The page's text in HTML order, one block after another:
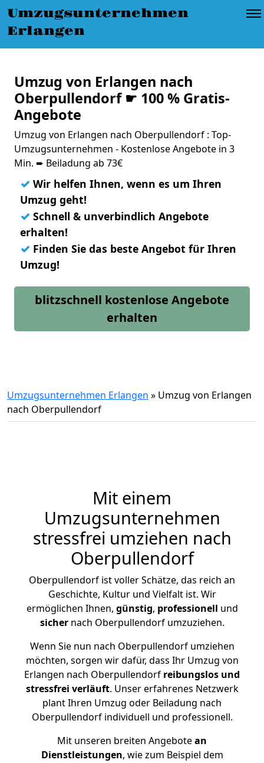
Umzugsunternehmen
Erlangen
Umzug von Erlangen nach
Oberpullendorf ☛ 100 % Gratis-
Angebote
Umzug von Erlangen nach Oberpullendorf : Top-
Umzugsunternehmen - Kostenlose Angebote in 3
Min. ➨ Beiladung ab 73€
✓ Wir helfen Ihnen, wenn es um Ihren
Umzug geht!
✓ Schnell & unverbindlich Angebote
erhalten!
✓ Finden Sie das beste Angebot für Ihren
Umzug!
blitzschnell kostenlose Angebote
erhalten
Umzugsunternehmen Erlangen » Umzug von Erlangen
nach Oberpullendorf
Mit einem
Umzugsunternehmen
stressfrei umziehen nach
Oberpullendorf
Oberpullendorf ist voller Schätze, das reich an
Geschichte, Kultur und Vielfalt ist. Wir
ermöglichen Ihnen, günstig, professionell und
sichernach Oberpullendorf umzuziehen.
Wenn Sie nun nach Oberpullendorf umziehen
möchten, sorgen wir dafür, dass Ihr Umzug von
Erlangen nach Oberpullendorf reibungslos und
stressfrei verläuft. Unser erfahrenes Netzwerk
plant Ihren Umzug oder Beiladung nach
Oberpullendorf individuell und professionell.
Mit unseren breiten Angebotean
Dienstleistungen, wie zum Beispiel dem